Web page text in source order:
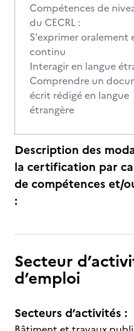
Compétences de
du CECRL :
S'exprimer oralement
continu
Interagir en langue
Comprendre un
écrit rédigé en langue
étrangère
Description des
la certification par
de compétences et/
:
Secteur
d’emploi
Secteurs d’activités :